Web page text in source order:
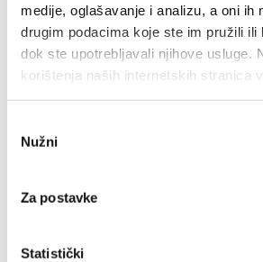
medije, oglašavanje i analizu, a oni ih
drugim podacima koje ste im pružili ili
dok ste upotrebljavali njihove usluge.
korištenja naših internetskih stranica
pristanka
Nužni
Za postavke
Statistički
Safe in Dalmatia
de
21216 Kaštel Stari, Hrvatska
+385 21 227 933
info@kastela-